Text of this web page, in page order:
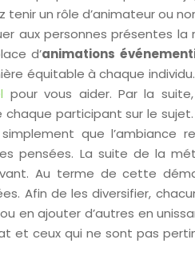
un rôle d’animateur ou
aux personnes présentes la
d’animations
équitable à chaque
pour vous aider. Par la
participant sur le sujet.
que l’ambiance
pensées. La suite de la
Au terme de cette
Afin de les diversifier,
en ajouter d’autres en
et ceux qui ne sont pas